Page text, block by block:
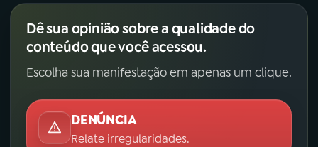
Dê sua opinião sobre a qualidade do
conteúdo que você acessou.
Escolha sua manifestação em apenas um clique.
DENÚNCIA
Relate irregularidades.